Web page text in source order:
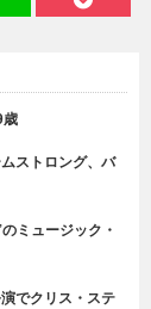
歳
ストロング、バ
ミュージック・
でクリス・ステ